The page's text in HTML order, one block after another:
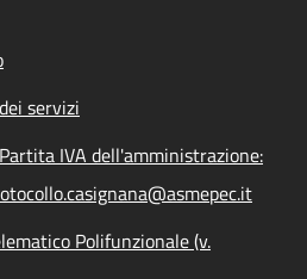
servizi
IVA dell'amministrazione:
Polifunzionale (v.